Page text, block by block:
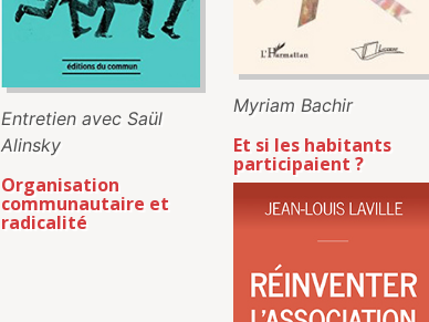
Entretien avec Saül
Alinsky
Organisation
communautaire et
radicalité
Myriam Bachir
Et si les habitants
participaient ?